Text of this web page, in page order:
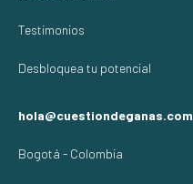
Testimonios
Desbloquea tu potencial
hola@cuestiondeganas.com
Bogotá - Colombia